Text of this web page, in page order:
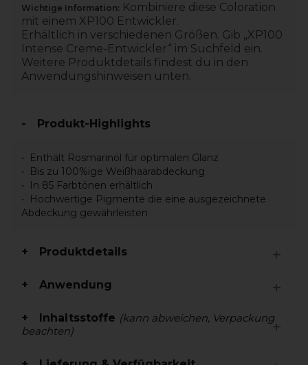
Wichtige Information: Kombiniere diese Coloration
mit einem XP100 Entwickler.
Erhältlich in verschiedenen Größen. Gib „XP100
Intense Creme-Entwickler“ im Suchfeld ein.
Weitere Produktdetails findest du in den
Anwendungshinweisen unten.
Produkt-Highlights
Enthält Rosmarinöl für optimalen Glanz
Bis zu 100%ige Weißhaarabdeckung
In 85 Farbtönen erhältlich
Hochwertige Pigmente die eine ausgezeichnete
Abdeckung gewährleisten
Produktdetails
Anwendung
Inhaltsstoffe (kann abweichen, Verpackung
beachten)